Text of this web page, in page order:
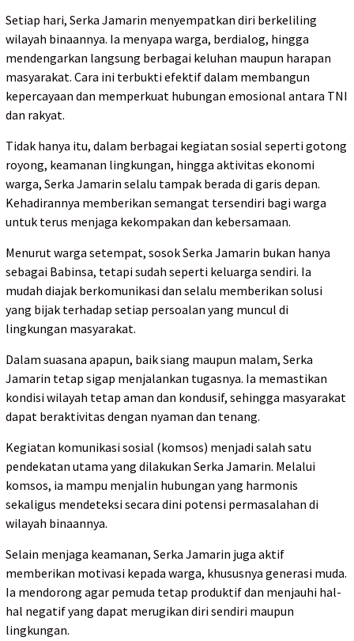
Setiap hari, Serka Jamarin menyempatkan diri berkeliling
wilayah binaannya. Ia menyapa warga, berdialog, hingga
mendengarkan langsung berbagai keluhan maupun harapan
masyarakat. Cara ini terbukti efektif dalam membangun
kepercayaan dan memperkuat hubungan emosional antara TNI
dan rakyat.
Tidak hanya itu, dalam berbagai kegiatan sosial seperti gotong
royong, keamanan lingkungan, hingga aktivitas ekonomi
warga, Serka Jamarin selalu tampak berada di garis depan.
Kehadirannya memberikan semangat tersendiri bagi warga
untuk terus menjaga kekompakan dan kebersamaan.
Menurut warga setempat, sosok Serka Jamarin bukan hanya
sebagai Babinsa, tetapi sudah seperti keluarga sendiri. Ia
mudah diajak berkomunikasi dan selalu memberikan solusi
yang bijak terhadap setiap persoalan yang muncul di
lingkungan masyarakat.
Dalam suasana apapun, baik siang maupun malam, Serka
Jamarin tetap sigap menjalankan tugasnya. Ia memastikan
kondisi wilayah tetap aman dan kondusif, sehingga masyarakat
dapat beraktivitas dengan nyaman dan tenang.
Kegiatan komunikasi sosial (komsos) menjadi salah satu
pendekatan utama yang dilakukan Serka Jamarin. Melalui
komsos, ia mampu menjalin hubungan yang harmonis
sekaligus mendeteksi secara dini potensi permasalahan di
wilayah binaannya.
Selain menjaga keamanan, Serka Jamarin juga aktif
memberikan motivasi kepada warga, khususnya generasi muda.
Ia mendorong agar pemuda tetap produktif dan menjauhi hal-
hal negatif yang dapat merugikan diri sendiri maupun
lingkungan.